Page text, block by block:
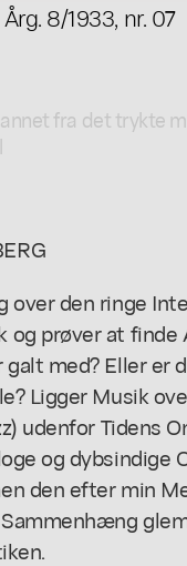
8/1933, nr. 07
fra det trykte
over den ringe
og prøver at finde
med? Eller er
Ligger Musik
udenfor Tidens
og dybsindige
den efter min